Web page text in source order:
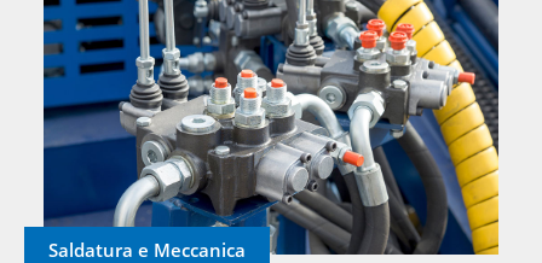
Saldatura e Meccanica